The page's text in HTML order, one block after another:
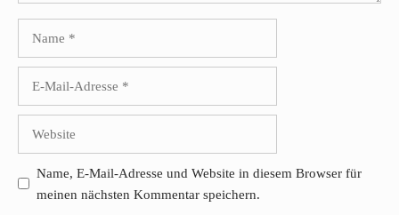
Adresse
Name, E-Mail-Adresse und Website in diesem Browser für
meinen nächsten Kommentar speichern.